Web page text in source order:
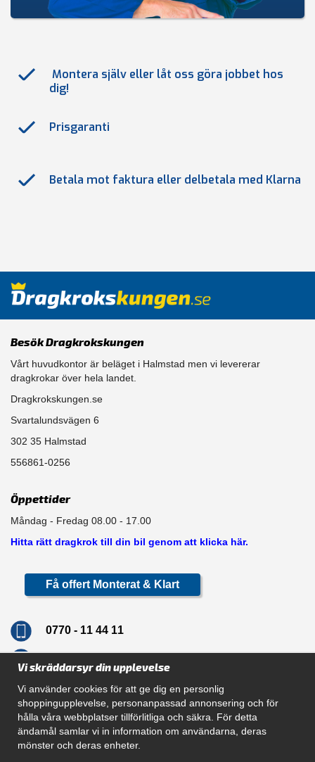
Montera själv eller låt oss göra jobbet hos
dig!
Prisgaranti
Betala mot faktura eller delbetala med Klarna
Besök Dragkrokskungen
Vårt huvudkontor är beläget i Halmstad men vi levererar
dragkrokar över hela landet.
Dragkrokskungen.se
Svartalundsvägen 6
302 35 Halmstad
556861-0256
Öppettider
Måndag - Fredag 08.00 - 17.00
Hitta rätt dragkrok till din bil genom att klicka här.
Få offert Monterat & Klart
0770 - 11 44 11
Navigation
Hur beställer jag
Vi skräddarsyr din upplevelse
Vi använder cookies för att ge dig en personlig
shoppingupplevelse, personanpassad annonsering och för
hålla våra webbplatser tillförlitliga och säkra. För detta
ändamål samlar vi in information om användarna, deras
mönster och deras enheter.